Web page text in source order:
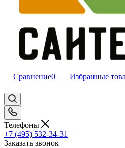
Сравнение0 Избранные
Телефоны
+7 (495) 532‑34‑31
Заказать звонок